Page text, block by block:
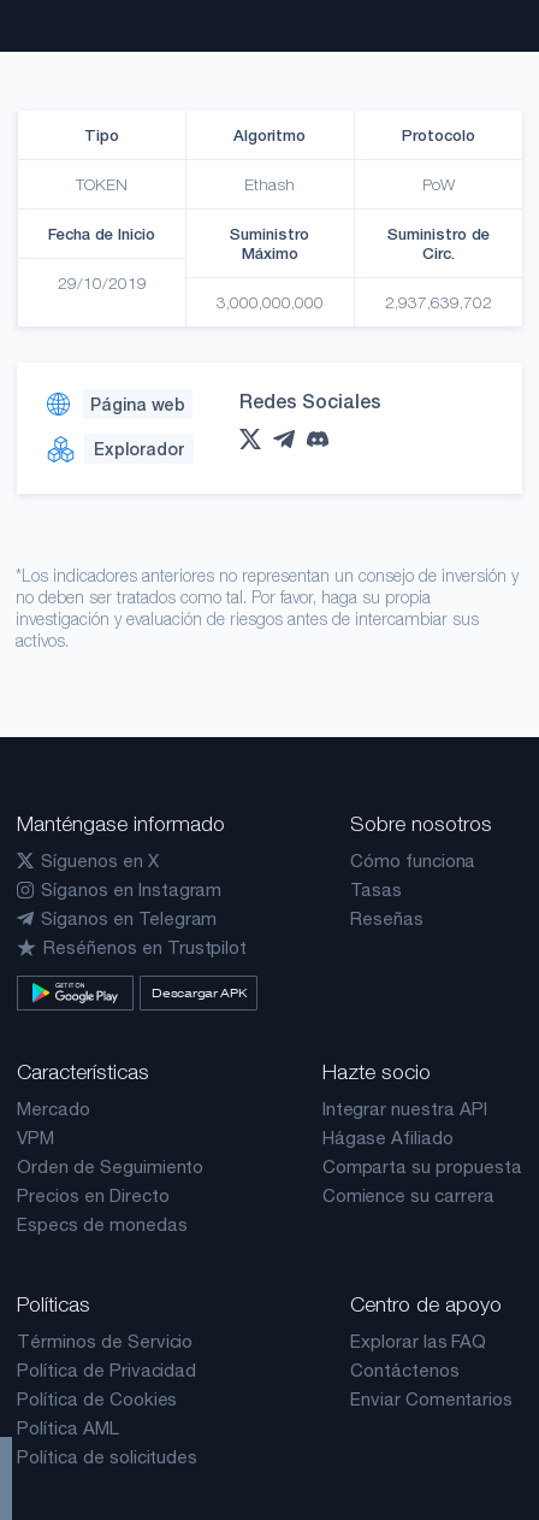
Tipo
TOKEN
Algoritmo
Ethash
Protocolo
PoW
Fecha de Inicio
29/10/2019
Suministro
Máximo
3,000,000,000
Suministro de
Circ.
2,937,639,702
Página web
Explorador
Redes Sociales
*Los indicadores anteriores no representan un consejo de inversión y
no deben ser tratados como tal. Por favor, haga su propia
investigación y evaluación de riesgos antes de intercambiar sus
activos.
Manténgase informado
Síguenos en X
Síganos en Instagram
Síganos en Telegram
Reséñenos en Trustpilot
Descargar APK
Sobre nosotros
Cómo funciona
Tasas
Reseñas
Características
Mercado
VPM
Orden de Seguimiento
Precios en Directo
Especs de monedas
Hazte socio
Integrar nuestra API
Hágase Afiliado
Comparta su propuesta
Comience su carrera
Políticas
Términos de Servicio
Política de Privacidad
Política de Cookies
Política AML
Política de solicitudes
Centro de apoyo
Explorar las FAQ
Contáctenos
Enviar Comentarios